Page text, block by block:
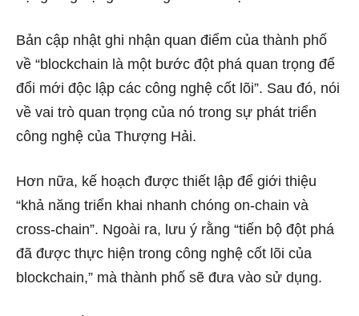
Bản cập nhật ghi nhận quan điểm của thành phố
về “blockchain là một bước đột phá quan trọng để
đổi mới độc lập các công nghệ cốt lõi”. Sau đó, nói
về vai trò quan trọng của nó trong sự phát triển
công nghệ của Thượng Hải.
Hơn nữa, kế hoạch được thiết lập để giới thiệu
“khả năng triển khai nhanh chóng on-chain và
cross-chain”. Ngoài ra, lưu ý rằng “tiến bộ đột phá
đã được thực hiện trong công nghệ cốt lõi của
blockchain,” mà thành phố sẽ đưa vào sử dụng.